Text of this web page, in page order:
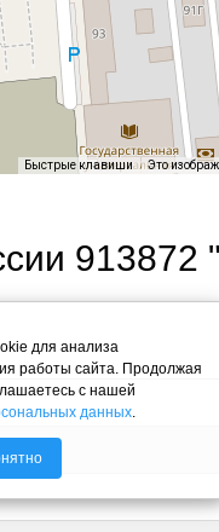
Быстрые клавиши Это
913872
для анализа
работы сайта. Продолжая
с нашей
данных